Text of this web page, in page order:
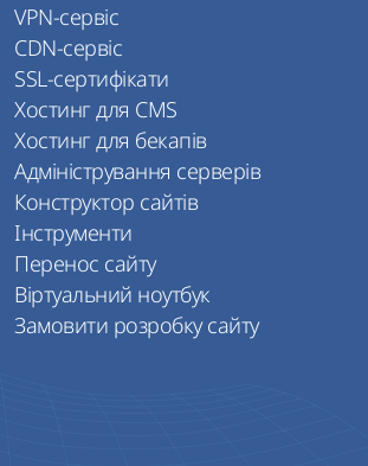
VPN-сервіс
CDN-сервіс
SSL-сертифікати
Хостинг для CMS
Хостинг для бекапів
Адміністрування серверів
Конструктор сайтів
Інструменти
Перенос сайту
Віртуальний ноутбук
Замовити розробку сайту